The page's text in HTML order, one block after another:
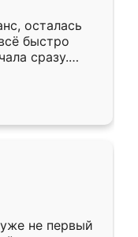
осталась
быстро
сразу.
подошёл к
Собрали
даже
не первый